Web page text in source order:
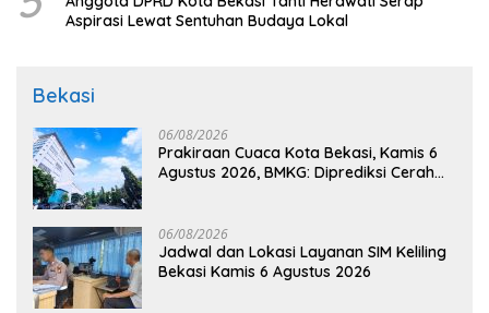
Aspirasi Lewat Sentuhan Budaya Lokal
Bekasi
06/08/2026
Prakiraan Cuaca Kota Bekasi, Kamis 6
Agustus 2026, BMKG: Diprediksi Cerah
06/08/2026
Jadwal dan Lokasi Layanan SIM Keliling
Bekasi Kamis 6 Agustus 2026